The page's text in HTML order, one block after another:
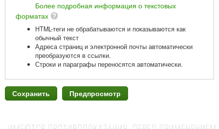
Более подробная информация о текстовых
форматах
HTML-теги не обрабатываются и показываются как
обычный текст
Адреса страниц и электронной почты автоматически
преобразуются в ссылки.
Строки и параграфы переносятся автоматически.